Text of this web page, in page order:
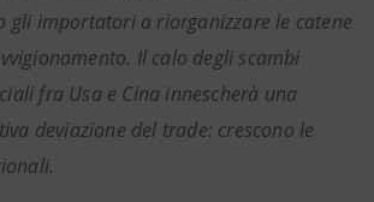
gli importatori a riorganizzare le catene
Il calo degli scambi
fra Usa e Cina innescherà una
deviazione del trade: crescono le